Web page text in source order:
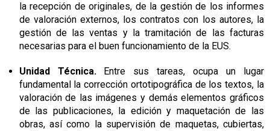
la recepción de originales, de la gestión de los informes
de valoración externos, los contratos con los autores, la
gestión de las ventas y la tramitación de las facturas
necesarias para el buen funcionamiento de la EUS.
Unidad Técnica.
Entre sus tareas, ocupa un lugar
fundamental la corrección ortotipográfica de los textos, la
valoración de las imágenes y demás elementos gráficos
de las publicaciones, la edición y maquetación de las
obras, así como la supervisión de maquetas, cubiertas,